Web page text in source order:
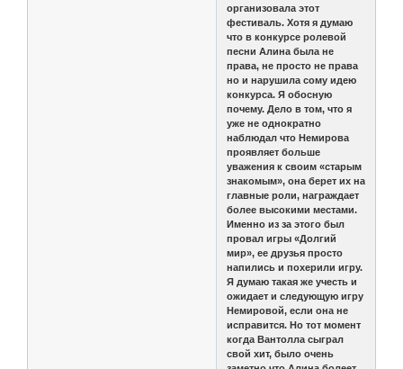
организовала этот
фестиваль. Хотя я думаю
что в конкурсе ролевой
песни Алина была не
права, не просто не права
но и нарушила сому идею
конкурса. Я обосную
почему. Дело в том, что я
уже не однократно
наблюдал что Немирова
проявляет больше
уважения к своим «старым
знакомым», она берет их на
главные роли, награждает
более высокими местами.
Именно из за этого был
провал игры «Долгий
мир», ее друзья просто
напились и похерили игру.
Я думаю такая же учесть и
ожидает и следующую игру
Немировой, если она не
исправится. Но тот момент
когда Вантолла сыграл
свой хит, было очень